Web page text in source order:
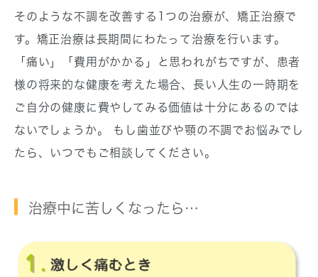
そのような不調を改善する1つの治療が、矯正治療で
す。矯正治療は長期間にわたって治療を行います。
「痛い」「費用がかかる」と思われがちですが、患者
様の将来的な健康を考えた場合、長い人生の一時期を
ご自分の健康に費やしてみる価値は十分にあるのでは
ないでしょうか。 もし歯並びや顎の不調でお悩みでし
たら、いつでもご相談してください。
治療中に苦しくなったら…